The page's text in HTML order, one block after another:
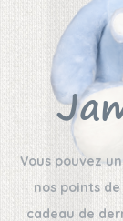
Vous pouvez
nos points
cadeau de